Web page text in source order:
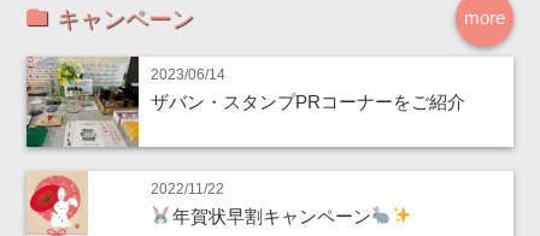
more
キャンペーン
2023/06/14
ザバン・スタンプPRコーナーをご紹介
2022/11/22
年賀状早割キャンペーン